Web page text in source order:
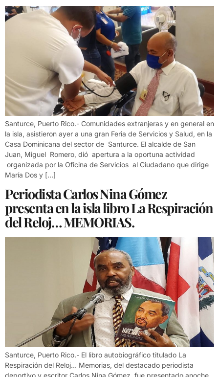
Santurce, Puerto Rico.- Comunidades extranjeras y en general en
la isla, asistieron ayer a una gran Feria de Servicios y Salud, en la
Casa Dominicana del sector de Santurce. El alcalde de San
Juan, Miguel Romero, dió apertura a la oportuna actividad
organizada por la Oficina de Servicios al Ciudadano que dirige
María Dos y […]
Periodista Carlos Nina Gómez
presenta en la isla libro La Respiración
del Reloj… MEMORIAS.
Santurce, Puerto Rico.- El libro autobiográfico titulado La
Respiración del Reloj… Memorias, del destacado periodista
deportivo y escritor Carlos Nina Gómez, fue presentado anoche